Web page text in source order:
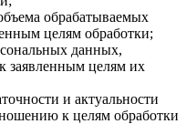
обрабатываемых
целям обработки;
данных,
заявленным целям их
и актуальности
к целям обработки